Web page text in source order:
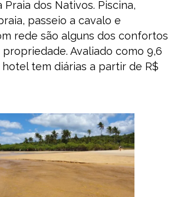
dos Nativos. Piscina,
passeio a cavalo e
rede são alguns dos confortos
Avaliado como 9,6
tem diárias a partir de R$